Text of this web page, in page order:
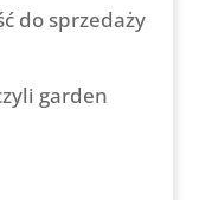
do sprzedaży
garden